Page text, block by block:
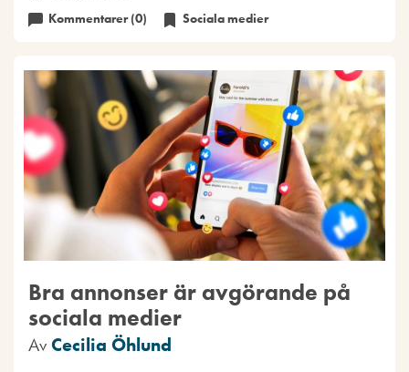
Kommentarer (0)
Sociala medier
Bra annonser är avgörande på
sociala medier
AvCecilia Öhlund